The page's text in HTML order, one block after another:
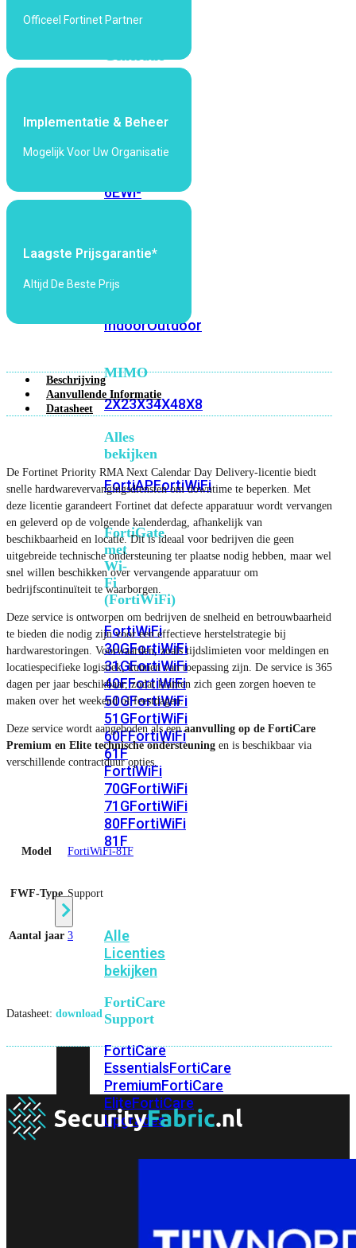
Wi-
Generatie
5 Wi-
6Wi-
6EWi-
Wi-
Fi
Omgeving
IndoorOutdoor
MIMO
2X23X34X48X8
Alles
bekijken
FortiAPFortiWiFi
FortiGate
met
Wi-
Fi
(FortiWiFi)
FortiWiFi
30GFortiWiFi
31GFortiWiFi
40FFortiWiFi
50GFortiWiFi
51GFortiWiFi
60FFortiWiFi
61F
FortiWiFi
70GFortiWiFi
71GFortiWiFi
80FFortiWiFi
81F
Licentie
Alle
Licenties
bekijken
FortiCare
Support
FortiCare
EssentialsFortiCare
PremiumFortiCare
EliteFortiCare
Upgrades
Officeel Fortinet Partner
Implementatie & Beheer
Mogelijk Voor Uw Organisatie
Laagste Prijsgarantie*
Altijd De Beste Prijs
Beschrijving
Aanvullende Informatie
Datasheet
De Fortinet Priority RMA Next Calendar Day Delivery-licentie biedt
snelle hardwarevervangingsdiensten om downtime te beperken. Met
deze licentie garandeert Fortinet dat defecte apparatuur wordt vervangen
en geleverd op de volgende kalenderdag, afhankelijk van
beschikbaarheid en locatie. Dit is ideaal voor bedrijven die geen
uitgebreide technische ondersteuning ter plaatse nodig hebben, maar wel
snel willen beschikken over vervangende apparatuur om
bedrijfscontinuïteit te waarborgen.
Deze service is ontworpen om bedrijven de snelheid en betrouwbaarheid
te bieden die nodig zijn voor een effectieve herstelstrategie bij
hardwarestoringen. Voorwaarden, zoals tijdslimieten voor meldingen en
locatiespecifieke logistiek, kunnen van toepassing zijn. De service is 365
dagen per jaar beschikbaar, zodat klanten zich geen zorgen hoeven te
maken over het weekend of feestdagen.
Deze service wordt aangeboden als eenaanvulling op de FortiCare
Premium en Elite technische ondersteuning en is beschikbaar via
verschillende contractduur opties.
Model FortiWiFi-81F
FWF-Type Support
Aantal jaar 3
Datasheet: download